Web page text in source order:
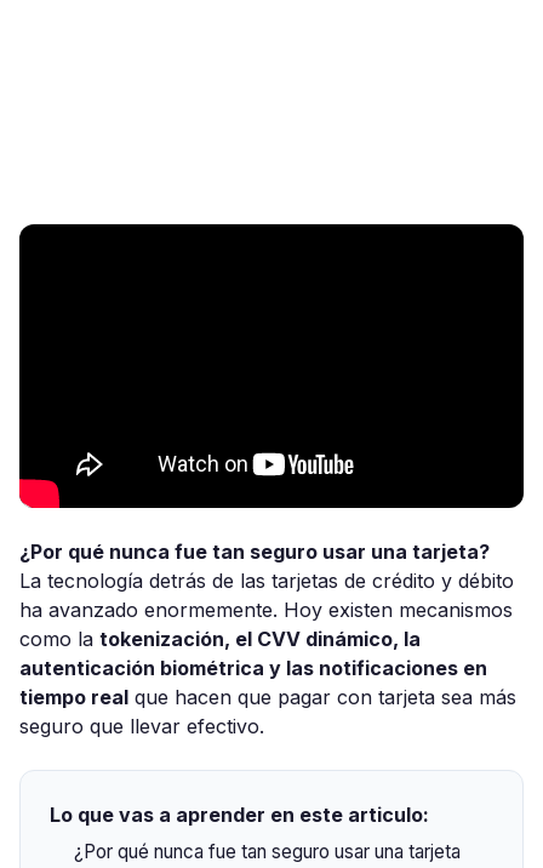
¿Por qué nunca fue tan seguro usar una tarjeta?
La tecnología detrás de las tarjetas de crédito y débito
ha avanzado enormemente. Hoy existen mecanismos
como la tokenización, el CVV dinámico, la
autenticación biométrica y las notificaciones en
tiempo real que hacen que pagar con tarjeta sea más
seguro que llevar efectivo.
Lo que vas a aprender en este articulo:
¿Por qué nunca fue tan seguro usar una tarjeta